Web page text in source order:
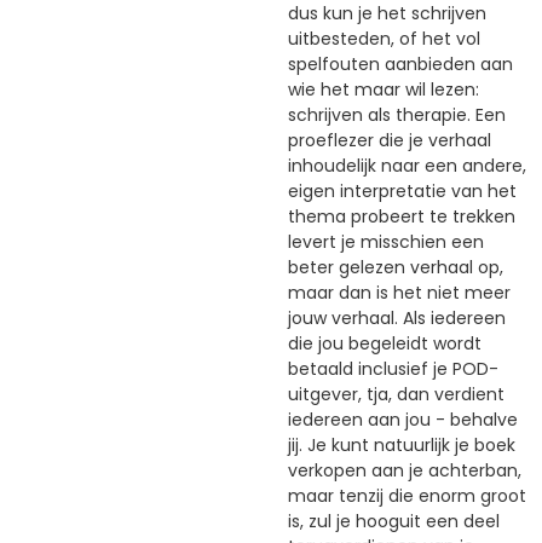
dus kun je het schrijven
uitbesteden, of het vol
spelfouten aanbieden aan
wie het maar wil lezen:
schrijven als therapie. Een
proeflezer die je verhaal
inhoudelijk naar een andere,
eigen interpretatie van het
thema probeert te trekken
levert je misschien een
beter gelezen verhaal op,
maar dan is het niet meer
jouw verhaal. Als iedereen
die jou begeleidt wordt
betaald inclusief je POD-
uitgever, tja, dan verdient
iedereen aan jou - behalve
jij. Je kunt natuurlijk je boek
verkopen aan je achterban,
maar tenzij die enorm groot
is, zul je hooguit een deel